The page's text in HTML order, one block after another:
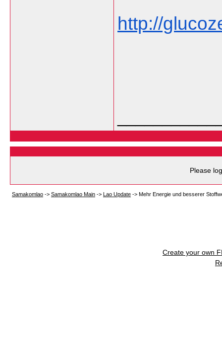
http://
Please
Samakomlao -> Samakomlao Main -> Lao Update -> Mehr Energie und besserer
Create your own